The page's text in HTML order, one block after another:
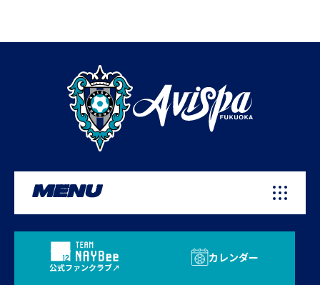
MENU
公式ファンクラブ
カレンダー